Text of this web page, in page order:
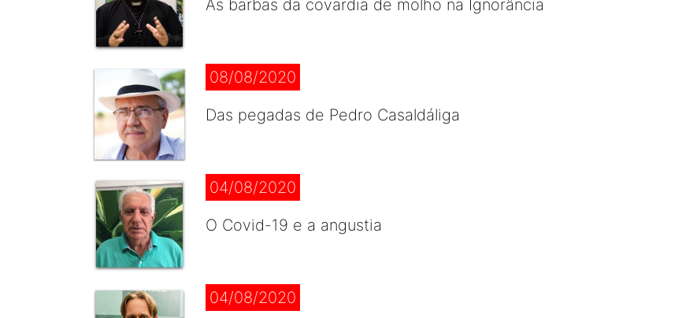
As barbas da covardia de molho na Ignorância
08/08/2020
Das pegadas de Pedro Casaldáliga
04/08/2020
O Covid-19 e a angustia
04/08/2020